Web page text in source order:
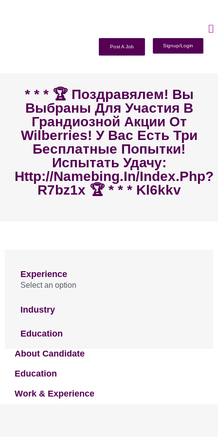
Post A Job Signup/Login
* * * 🏆 Поздравялем! Вы
Выбраны Для Участия В
Грандиозной Акции От
Wilberries! У Вас Есть Три
Бесплатные Попытки!
Испытать Удачу:
Http://namebing.in/index.php?
R7bz1x 🏆 * * * Kl6kkv
Experience
Select an option
Industry
Education
About Candidate
Education
Work & Experience